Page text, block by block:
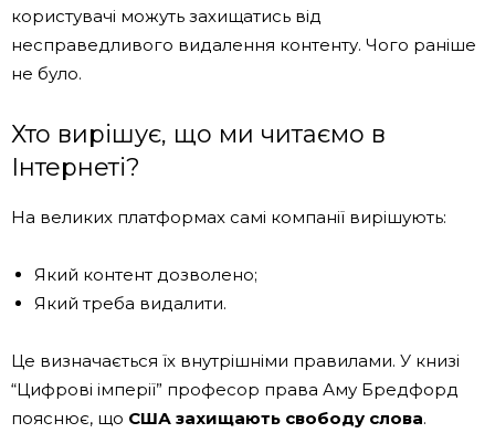
користувачі можуть захищатись від
несправедливого видалення контенту. Чого раніше
не було.
Хто вирішує, що ми читаємо в
Інтернеті?
На великих платформах самі компанії вирішують:
Який контент дозволено;
Який треба видалити.
Це визначається їх внутрішніми правилами. У книзі
“Цифрові імперії” професор права Аму Бредфорд
пояснює, що США захищають свободу слова.